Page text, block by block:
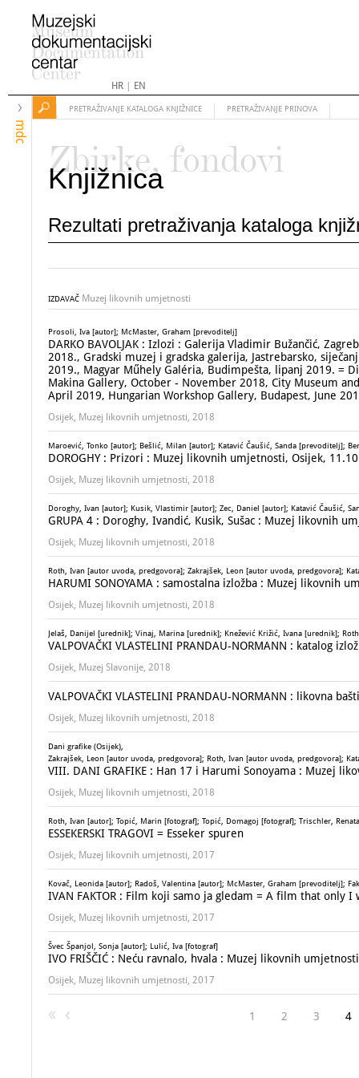
HR| EN
mdc
PRETRAŽIVANJE KATALOGA KNJIŽNICE PRETRAŽIVANJE PRINOVA
Zbirke, fondovi
Knjižnica
Rezultati pretraživanja kataloga
IZDAVAČ Muzej likovnih umjetnosti
Prosoli, Iva [autor]; McMaster, Graham [prevoditelj]
DARKO BAVOLJAK : Izlozi : Galerija Vladimir Bužančić,
2018., Gradski muzej i gradska galerija, Jastrebarsko,
2019., Magyar Műhely Galéria, Budimpešta, lipanj 2019. =
Makina Gallery, October - November 2018, City Museum
April 2019, Hungarian Workshop Gallery, Budapest, June
Osijek, Muzej likovnih umjetnosti, 2018
Maroević, Tonko [autor]; Bešlić, Milan [autor]; Katavić Čaušić, Sanda [prevoditelj];
DOROGHY : Prizori : Muzej likovnih umjetnosti, Osijek,
Osijek, Muzej likovnih umjetnosti, 2018
Doroghy, Ivan [autor]; Kusik, Vlastimir [autor]; Zec, Daniel [autor]; Katavić Čaušić,
GRUPA 4 : Doroghy, Ivandić, Kusik, Sušac : Muzej likovnih
Osijek, Muzej likovnih umjetnosti, 2018
Roth, Ivan [autor uvoda, predgovora]; Zakrajšek, Leon [autor uvoda, predgovora];
HARUMI SONOYAMA : samostalna izložba : Muzej likovnih
Osijek, Muzej likovnih umjetnosti, 2018
Jelaš, Danijel [urednik]; Vinaj, Marina [urednik]; Knežević Križić, Ivana [urednik];
VALPOVAČKI VLASTELINI PRANDAU-NORMANN : katalog
Osijek, Muzej Slavonije, 2018
VALPOVAČKI VLASTELINI PRANDAU-NORMANN : likovna
Osijek, Muzej likovnih umjetnosti, 2018
Dani grafike (Osijek),
Zakrajšek, Leon [autor uvoda, predgovora]; Roth, Ivan [autor uvoda, predgovora];
VIII. DANI GRAFIKE : Han 17 i Harumi Sonoyama : Muzej
Osijek, Muzej likovnih umjetnosti, 2018
Roth, Ivan [autor]; Topić, Marin [fotograf]; Topić, Domagoj [fotograf]; Trischler,
ESSEKERSKI TRAGOVI = Esseker spuren
Osijek, Muzej likovnih umjetnosti, 2017
Kovač, Leonida [autor]; Radoš, Valentina [autor]; McMaster, Graham [prevoditelj];
IVAN FAKTOR : Film koji samo ja gledam = A film that only I
Osijek, Muzej likovnih umjetnosti, 2017
Švec Španjol, Sonja [autor]; Lulić, Iva [fotograf]
IVO FRIŠČIĆ : Neću ravnalo, hvala : Muzej likovnih
Osijek, Muzej likovnih umjetnosti, 2017
1 2 3 4